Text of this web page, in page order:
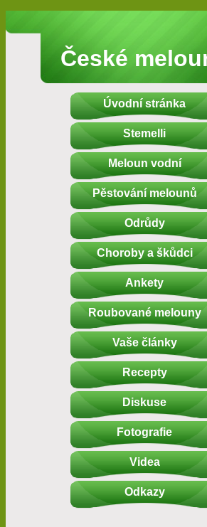
České
Úvodní stránka
Stemelli
Meloun vodní
Pěstování melounů
Odrůdy
Choroby a škůdci
Ankety
Roubované melouny
Vaše články
Recepty
Diskuse
Fotografie
Videa
Odkazy